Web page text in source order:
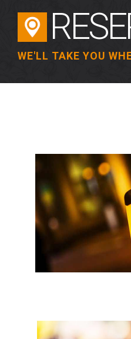
WE'LL TAKE YOU